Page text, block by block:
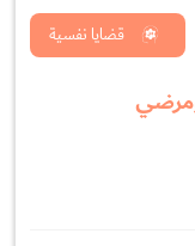
قضايا نفسية